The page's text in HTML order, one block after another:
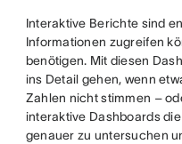
Interaktive Berichte sind
Informationen zugreifen
benötigen. Mit diesen
ins Detail gehen, wenn
Zahlen nicht stimmen –
interaktive Dashboards
genauer zu untersuchen